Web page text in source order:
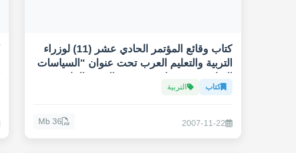
كتاب وقائع المؤتمر الحادي عشر (11) لوزراء
التربية والتعليم العرب تحت عنوان "السياسات
أهداف التنمية المستدامة، التعليم 2030"
كتاب التربية
2007-11-22
36 Mb